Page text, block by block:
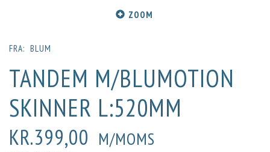
ZOOM
FRA: BLUM
TANDEM M/BLUMOTION
SKINNER L:520MM
KR.399,00 M/MOMS